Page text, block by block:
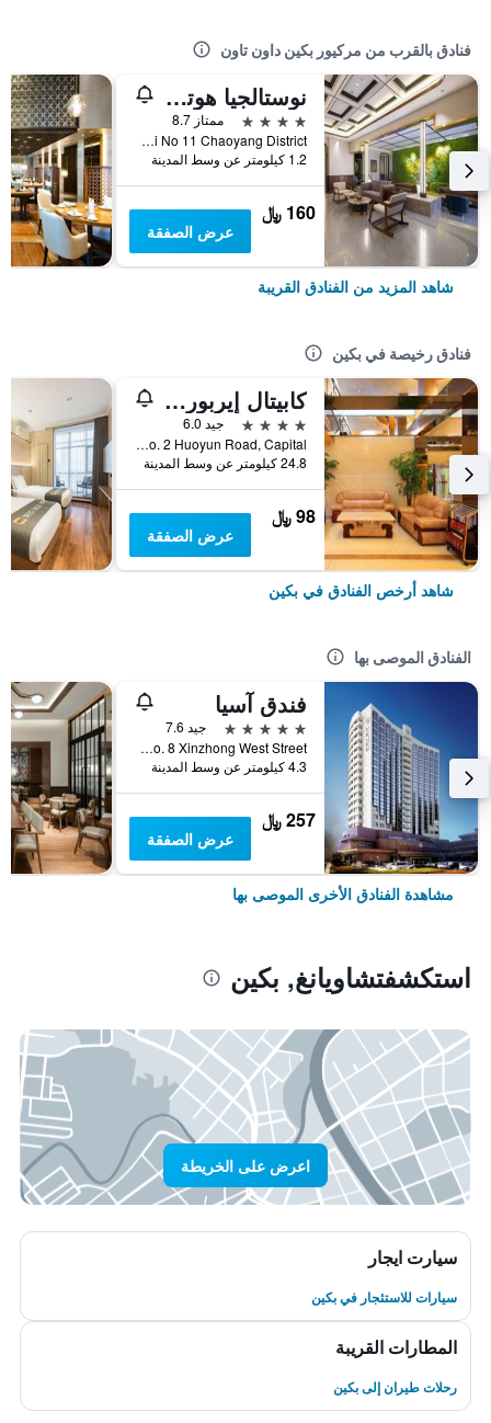
فنادق بالقرب من مركيور بكين داون تاون
نوستالجيا هوتل (بكينج جينسونغ)
4 نجوم
ممتاز 8.7
Nongguang Dong Li No 11 Chaoyang District, بكين, الصين
1.2 كيلومتر عن وسط المدينة
160 ﷼
عرض الصفقة
شاهد المزيد من الفنادق القريبة
فنادق رخيصة في بكين
كابيتال إيربورت إنترناشونال هوتل
4 نجوم
جيد 6.0
No. 2 Huoyun Road, Capital, بكين, الصين
24.8 كيلومتر عن وسط المدينة
98 ﷼
عرض الصفقة
شاهد أرخص الفنادق في بكين
الفنادق الموصى بها
فندق آسيا
5 نجوم
جيد 7.6
No. 8 Xinzhong West Street, بكين, الصين
4.3 كيلومتر عن وسط المدينة
257 ﷼
عرض الصفقة
مشاهدة الفنادق الأخرى الموصى بها
استكشفتشاويانغ, بكين
اعرض على الخريطة
سيارت ايجار
سيارات للاستئجار في بكين
المطارات القريبة
رحلات طيران إلى بكين